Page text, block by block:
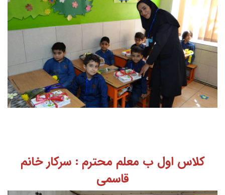
کلاس اول ب معلم محترم : سرکار خانم
قاسمی